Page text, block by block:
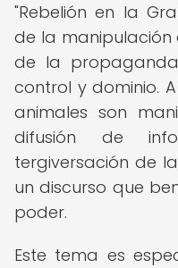
"Rebelión en la
de la manipulación
de la
control y dominio.
animales son
difusión de
tergiversación de
un discurso que
poder.
Este tema es